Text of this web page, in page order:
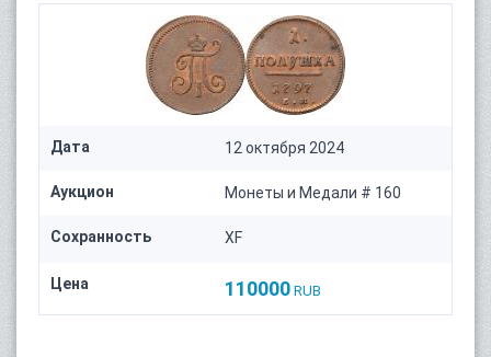
Дата 12 октября 2024
Аукцион Монеты и Медали # 160
Сохранность XF
Цена 110000 RUB